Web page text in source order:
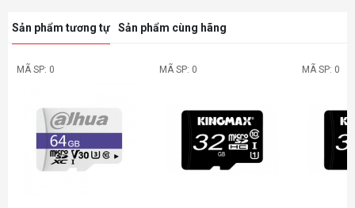
Sản phẩm tương tự Sản phẩm cùng hãng
MÃ SP: 0 MÃ SP: 0 MÃ SP: 0